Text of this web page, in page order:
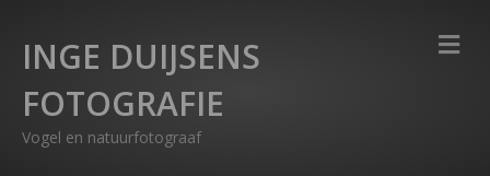
INGE DUIJSENS
FOTOGRAFIE
Vogel en natuurfotograaf